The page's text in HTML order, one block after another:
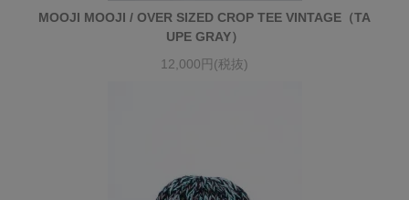
MOOJI MOOJI / OVER SIZED CROP TEE VINTAGE（TA
UPE GRAY）
12,000円(税抜)